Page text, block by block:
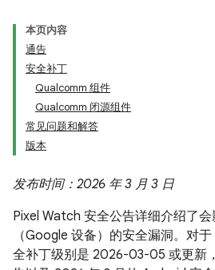
本页内容
通告
安全补丁
Qualcomm 组件
Qualcomm 闭源组件
常见问题和解答
版本
发布时间：2026 年 3 月 3 日
Pixel Watch 安全公告详细介绍了会
（Google 设备）的安全漏洞。对
全补丁级别是 2026-03-05 或更新